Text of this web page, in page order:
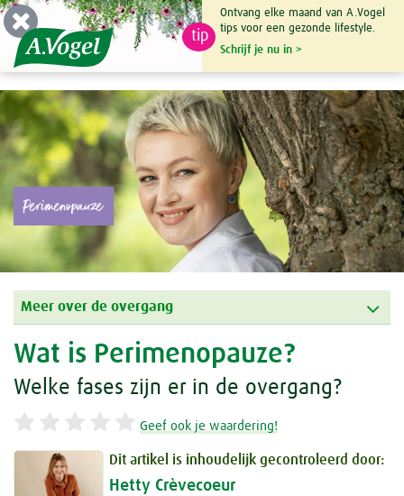
Perimenopauze
Meer over de overgang
Wat is Perimenopauze?
Welke fases zijn er in de overgang?
Geef ook je waardering!
Dit artikel is inhoudelijk gecontroleerd door:
Hetty Crèvecoeur
tip
Ontvang elke maand van A.Vogel
tips voor een gezonde lifestyle.
Schrijf je nu in >